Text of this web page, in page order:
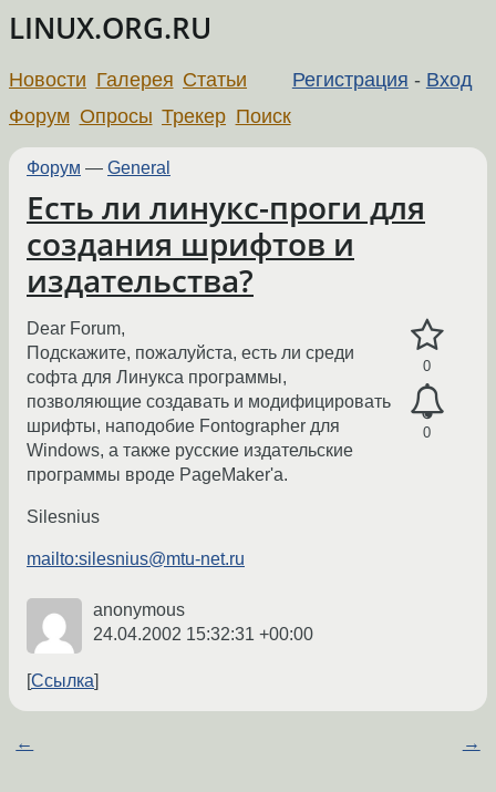
LINUX.ORG.RU
Регистрация - Вход
Новости Галерея Статьи
Форум Опросы Трекер Поиск
Форум — General
Есть ли линукс-проги для
создания шрифтов и
издательства?
0
0
Dear Forum,
Подскажите, пожалуйста, есть ли среди
софта для Линукса программы,
позволяющие создавать и модифицировать
шрифты, наподобие Fontographer для
Windows, а также русские издательские
программы вроде PageMaker'a.
Silesnius
mailto:silesnius@mtu-net.ru
anonymous
24.04.2002 15:32:31 +00:00
Ссылка
← →